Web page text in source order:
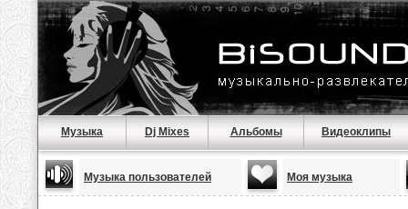
Музыка Dj Mixes Альбомы Видеоклипы
Музыка пользователей Моя музыка